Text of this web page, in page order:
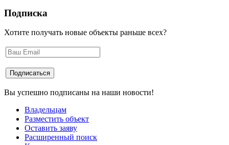
Подписка
Хотите получать новые объекты раньше всех?
Вы успешно подписаны на наши новости!
Владельцам
Разместить объект
Оставить заяву
Расширенный поиск